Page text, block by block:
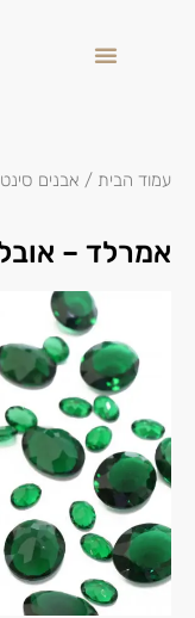
עמוד הבית / אבנים
אמרלד –